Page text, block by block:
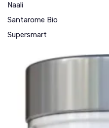
Naali
Santarome Bio
Supersmart